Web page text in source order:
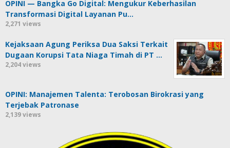
OPINI — Bangka Go Digital: Mengukur Keberhasilan
Transformasi Digital Layanan Pu…
2,271 views
Kejaksaan Agung Periksa Dua Saksi Terkait
Dugaan Korupsi Tata Niaga Timah di PT …
2,204 views
OPINI: Manajemen Talenta: Terobosan Birokrasi yang
Terjebak Patronase
2,139 views